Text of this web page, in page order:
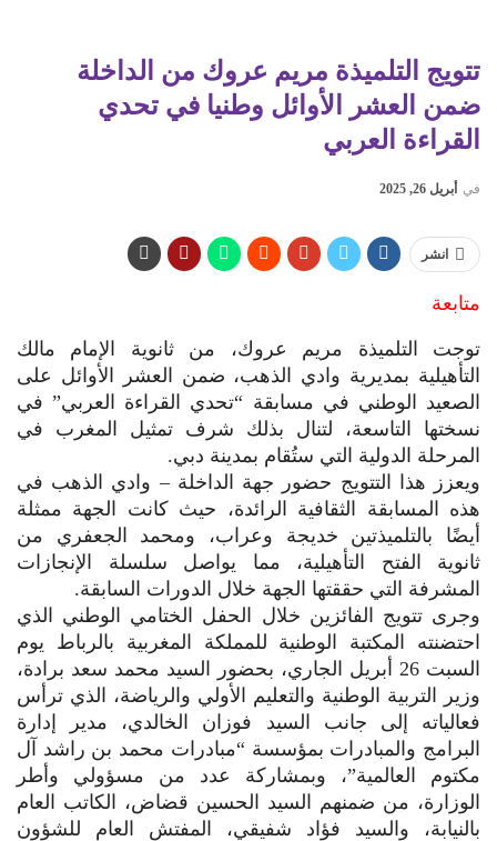
تتويج التلميذة مريم عروك من الداخلة
ضمن العشر الأوائل وطنيا في تحدي
القراءة العربي
في أبريل 26, 2025
انشر
متابعة
توجت التلميذة مريم عروك، من ثانوية الإمام مالك
التأهيلية بمديرية وادي الذهب، ضمن العشر الأوائل على
الصعيد الوطني في مسابقة “تحدي القراءة العربي” في
نسختها التاسعة، لتنال بذلك شرف تمثيل المغرب في
المرحلة الدولية التي ستُقام بمدينة دبي.
ويعزز هذا التتويج حضور جهة الداخلة – وادي الذهب في
هذه المسابقة الثقافية الرائدة، حيث كانت الجهة ممثلة
أيضًا بالتلميذتين خديجة وعراب، ومحمد الجعفري من
ثانوية الفتح التأهيلية، مما يواصل سلسلة الإنجازات
المشرفة التي حققتها الجهة خلال الدورات السابقة.
وجرى تتويج الفائزين خلال الحفل الختامي الوطني الذي
احتضنته المكتبة الوطنية للمملكة المغربية بالرباط يوم
السبت 26 أبريل الجاري، بحضور السيد محمد سعد برادة،
وزير التربية الوطنية والتعليم الأولي والرياضة، الذي ترأس
فعالياته إلى جانب السيد فوزان الخالدي، مدير إدارة
البرامج والمبادرات بمؤسسة “مبادرات محمد بن راشد آل
مكتوم العالمية”، وبمشاركة عدد من مسؤولي وأطر
الوزارة، من ضمنهم السيد الحسين قضاض، الكاتب العام
بالنيابة، والسيد فؤاد شفيقي، المفتش العام للشؤون